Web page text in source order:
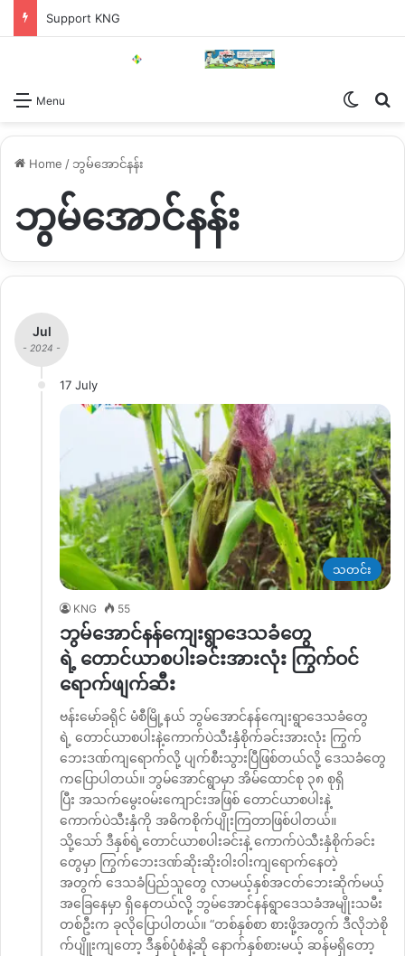
Support KNG
Menu
Home / ဘွမ်အောင်နန်း
ဘွမ်အောင်နန်း
Jul
- 2024 -
17 July
သတင်း
KNG 55
ဘွမ်အောင်နန်ကျေးရွာဒေသခံတွေ
ရဲ့ တောင်ယာစပါးခင်းအားလုံး ကြွက်ဝင်
ရောက်ဖျက်ဆီး
ဗန်းမော်ခရိုင် မံစီမြို့နယ် ‌ဘွမ်အောင်နန်ကျေးရွာဒေသခံတွေ
ရဲ့ တောင်ယာစပါးနဲ့ကောက်ပဲသီးနှံစိုက်ခင်းအားလုံး ကြွက်
ဘေးဒဏ်ကျရောက်လို့ ပျက်စီးသွားပြီဖြစ်တယ်လို့ ဒေသခံတွေ
ကပြောပါတယ်။ ဘွမ်အောင်ရွာမှာ အိမ်ထောင်စု ၃၈ စုရှိ
ပြီး အသက်မွေးဝမ်းကျောင်းအဖြစ် တောင်ယာစပါးနဲ့
ကောက်ပဲသီးနှံကို အဓိကစိုက်ပျိုးကြတာဖြစ်ပါတယ်။
သို့သော် ဒီနှစ်ရဲ့တောင်ယာစပါးခင်းနဲ့ ကောက်ပဲသီးနှံစိုက်ခင်း
တွေမှာ ကြွက်ဘေးဒဏ်ဆိုးဆိုးဝါးဝါးကျရောက်နေတဲ့
အတွက် ဒေသခံပြည်သူတွေ လာမယ့်နှစ်အငတ်ဘေးဆိုက်မယ့်
အခြေနေမှာ ရှိနေတယ်လို့ ဘွမ်အောင်နန်ရွာဒေသခံအမျိုးသမီး
တစ်ဦးက ခုလိုပြောပါတယ်။ “တစ်နှစ်စာ စားဖို့အတွက် ဒီလိုဘဲစို
က်ပျိူးကျတော့ ဒီနှစ်ပုံစံနဲ့ဆို နောက်နှစ်စားမယ့် ဆန်မရှိတော့